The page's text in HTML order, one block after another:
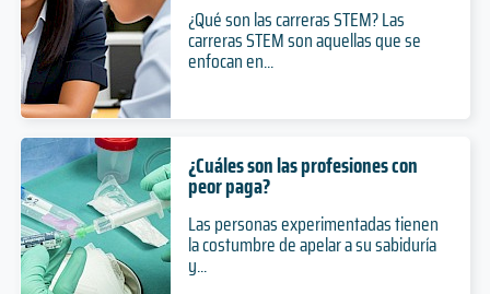
Licenciado en Administración
4 años
Duración
Grado
Nivel
Presencial
Modalidad
Licenciado en Ciencia Política
¿Qué son las carreras STEM? Las
carreras STEM son aquellas que se
enfocan en...
¿Cuáles son las profesiones con
peor paga?
Las personas experimentadas tienen
la costumbre de apelar a su sabiduría
y...